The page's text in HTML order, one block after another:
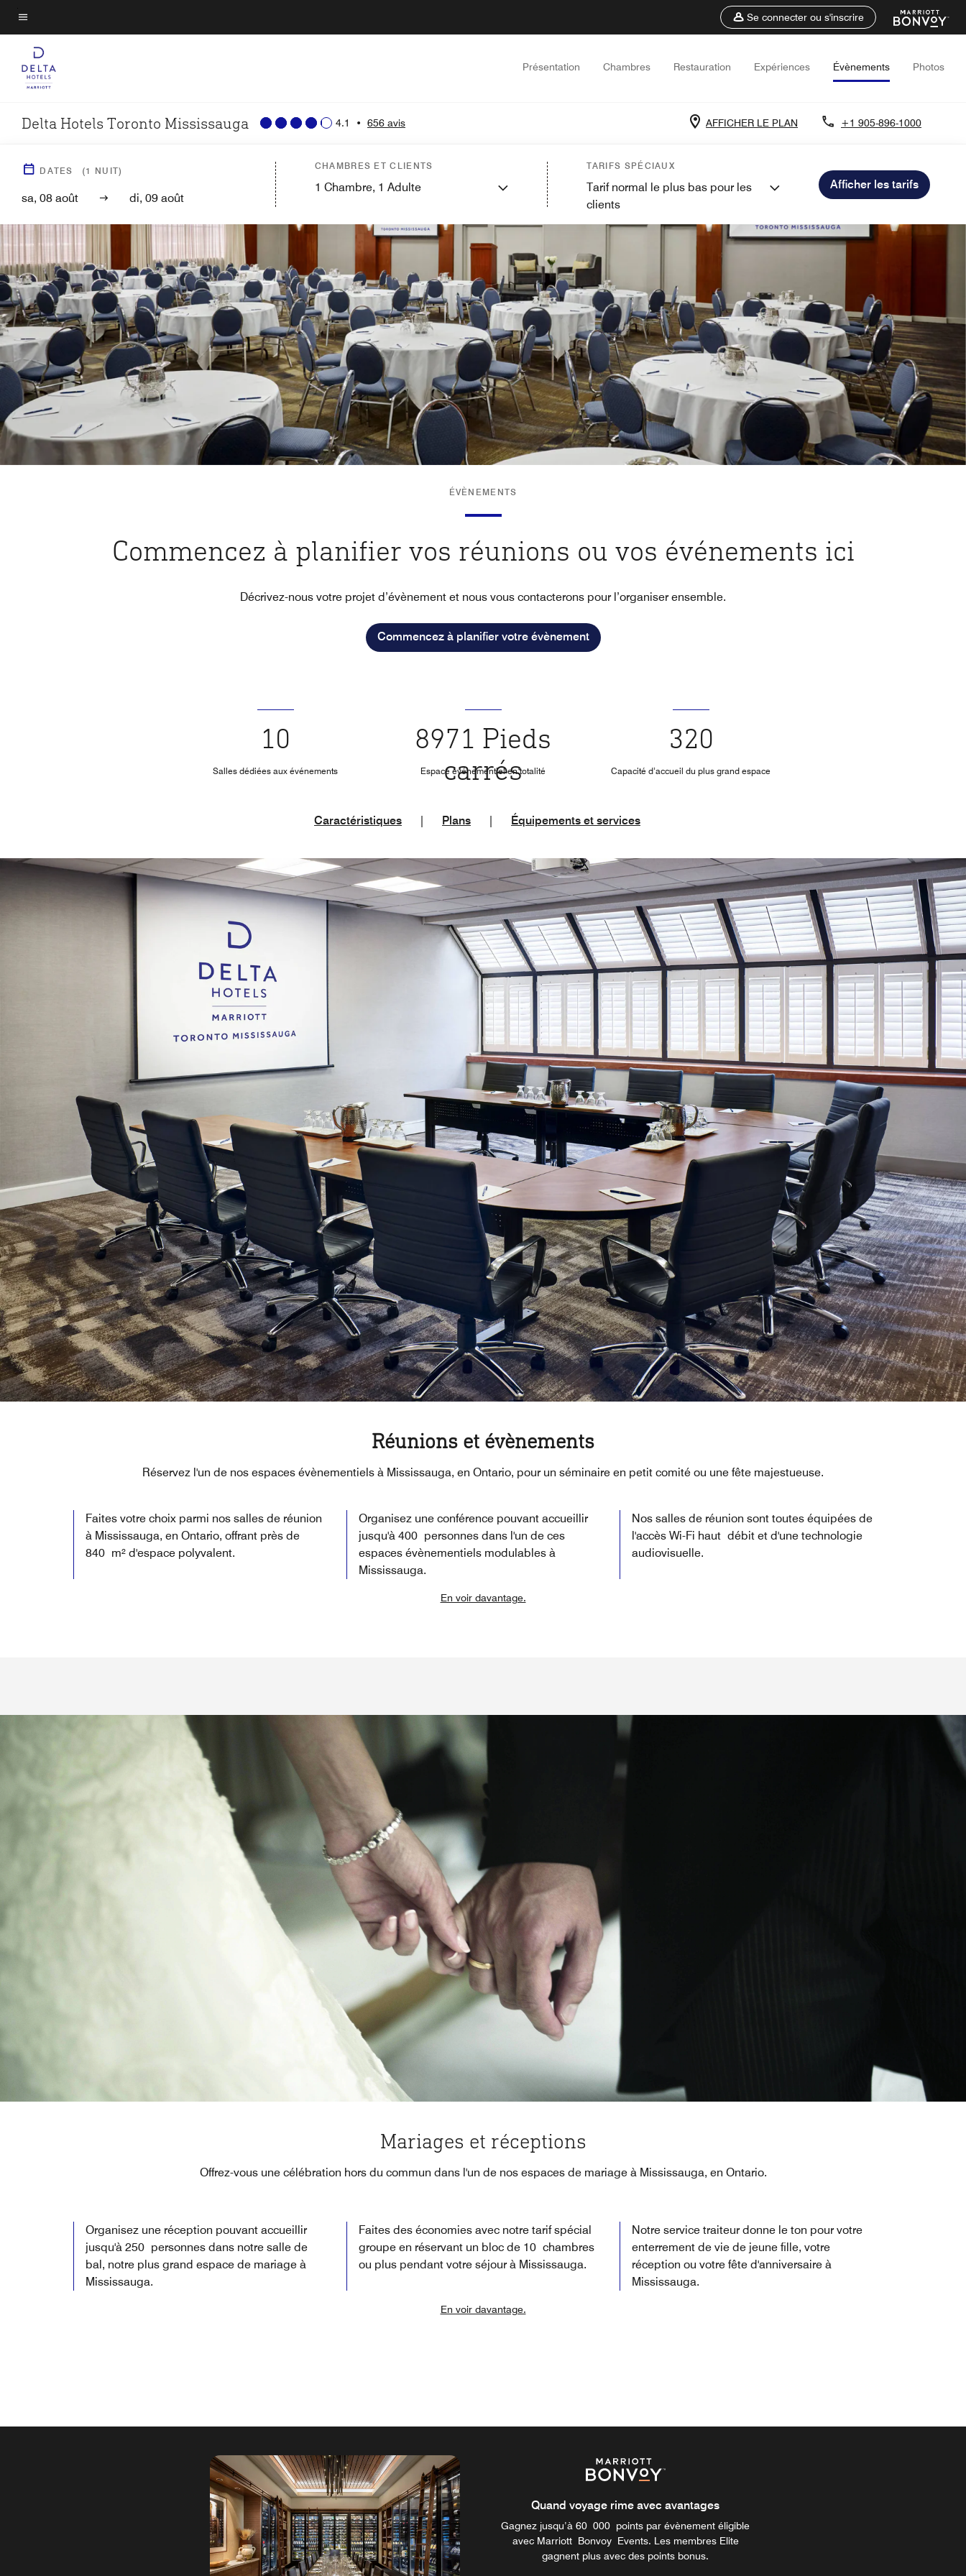
Skip
to
main
content
Texte du menu
Se connecter ou s'inscrire
Présentation Chambres Restauration Expériences Évènements Photos
Delta Hotels Toronto Mississauga 4.1 • 656 avis AFFICHER LE PLAN +1 905-896-1000
DATES (1 NUIT)
sa, 08 août di, 09 août
CHAMBRES ET CLIENTS
1 Chambre, 1 Adulte
TARIFS SPÉCIAUX
Tarif normal le plus bas pour les
clients
Afficher les tarifs
ÉVÈNEMENTS
Commencez à planifier vos réunions ou vos événements ici
Décrivez-nous votre projet d’évènement et nous vous contacterons pour l’organiser ensemble.
Commencez à planifier votre évènement
10
Salles dédiées aux événements
8971 Pieds
carrés
Espace événementiel en totalité
320
Capacité d’accueil du plus grand espace
Caractéristiques Plans Équipements et services
Réunions et évènements
Réservez l'un de nos espaces évènementiels à Mississauga, en Ontario, pour un séminaire en petit comité ou une fête majestueuse.
Faites votre choix parmi nos salles de réunion
à Mississauga, en Ontario, offrant près de
840 m² d'espace polyvalent.
Organisez une conférence pouvant accueillir
jusqu'à 400 personnes dans l'un de ces
espaces évènementiels modulables à
Mississauga.
Nos salles de réunion sont toutes équipées de
l'accès Wi-Fi haut débit et d'une technologie
audiovisuelle.
En voir davantage.
Mariages et réceptions
Offrez-vous une célébration hors du commun dans l'un de nos espaces de mariage à Mississauga, en Ontario.
Organisez une réception pouvant accueillir
jusqu'à 250 personnes dans notre salle de
bal, notre plus grand espace de mariage à
Mississauga.
Faites des économies avec notre tarif spécial
groupe en réservant un bloc de 10 chambres
ou plus pendant votre séjour à Mississauga.
Notre service traiteur donne le ton pour votre
enterrement de vie de jeune fille, votre
réception ou votre fête d'anniversaire à
Mississauga.
En voir davantage.
Quand voyage rime avec avantages
Gagnez jusqu’à 60 000 points par évènement éligible
avec Marriott Bonvoy Events. Les membres Elite
gagnent plus avec des points bonus.